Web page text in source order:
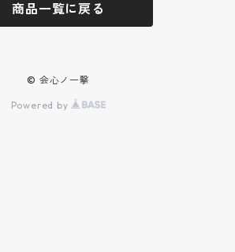
商品一覧に戻る
© 会心ノ一撃
Powered by